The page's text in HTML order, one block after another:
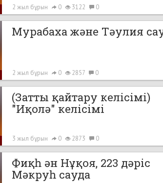
2 жыл бұрын 0 3122 0
Мурабаха және Тәулия
2 жыл бұрын 0 2857 0
(Затты қайтару келісімі)
"Иқолә" келісімі
3 жыл бұрын 0 2873 0
Фиқһ ән Нұқоя, 223 дәріс
Мәкруһ сауда